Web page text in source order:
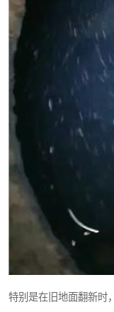
特别是在旧地面翻新时